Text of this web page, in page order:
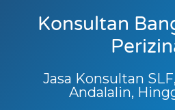
Konsultan
Jasa Konsultan
Andalalin,